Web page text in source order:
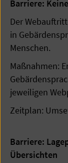
Barriere:
Der
in
Menschen.
Maßnahmen:
jeweiligen
Zeitplan:
Barriere:
Übersichten